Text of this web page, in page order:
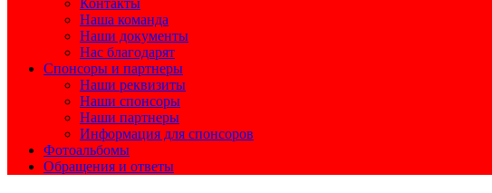
Контакты
Наша команда
Наши документы
Нас благодарят
Спонсоры и партнеры
Наши реквизиты
Наши спонсоры
Наши партнеры
Информация для спонсоров
Фотоальбомы
Обращения и ответы